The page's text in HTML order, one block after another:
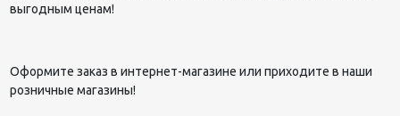
выгодным ценам!
Оформите заказ в интернет-магазине или приходите в наши
розничные магазины!